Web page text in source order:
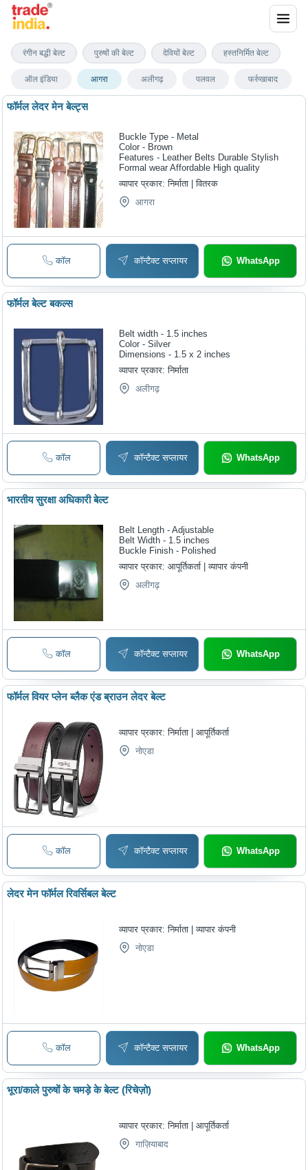
ऑल इंडिया आगरा अलीगढ़ पलवल फर्रुखाबाद
फॉर्मल लेदर मेन बेल्ट्स
Buckle Type - Metal
Color - Brown
Features - Leather Belts Durable Stylish
Formal wear Affordable High quality
व्यापार प्रकार:निर्माता | वितरक
आगरा
कॉल कॉन्टैक्ट सप्लायर WhatsApp
फॉर्मल बेल्ट बकल्स
Belt width - 1.5 inches
Color - Silver
Dimensions - 1.5 x 2 inches
व्यापार प्रकार:निर्माता
अलीगढ़
कॉल कॉन्टैक्ट सप्लायर WhatsApp
भारतीय सुरक्षा अधिकारी बेल्ट
Belt Length - Adjustable
Belt Width - 1.5 inches
Buckle Finish - Polished
व्यापार प्रकार:आपूर्तिकर्ता | व्यापार कंपनी
अलीगढ़
कॉल कॉन्टैक्ट सप्लायर WhatsApp
फॉर्मल वियर प्लेन ब्लैक एंड ब्राउन लेदर बेल्ट
व्यापार प्रकार:निर्माता | आपूर्तिकर्ता
नोएडा
कॉल कॉन्टैक्ट सप्लायर WhatsApp
लेदर मेन फॉर्मल रिवर्सिबल बेल्ट
व्यापार प्रकार:निर्माता | व्यापार कंपनी
नोएडा
कॉल कॉन्टैक्ट सप्लायर WhatsApp
भूरा/काले पुरुषों के चमड़े के बेल्ट (रिचेज़ो)
व्यापार प्रकार:निर्माता | आपूर्तिकर्ता
गाज़ियाबाद
रंगीन बद्धी बेल्ट पुरुषों की बेल्ट देवियों बेल्ट हस्तनिर्मित बेल्ट